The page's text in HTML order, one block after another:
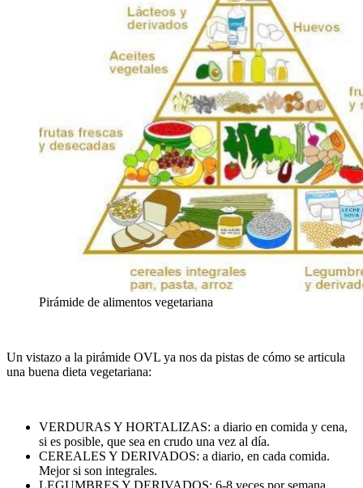
Pirámide de alimentos vegetariana
Un vistazo a la pirámide OVL ya nos da pistas de cómo se articula
una buena dieta vegetariana:
VERDURAS Y HORTALIZAS: a diario en comida y cena,
si es posible, que sea en crudo una vez al día.
CEREALES Y DERIVADOS: a diario, en cada comida.
Mejor si son integrales.